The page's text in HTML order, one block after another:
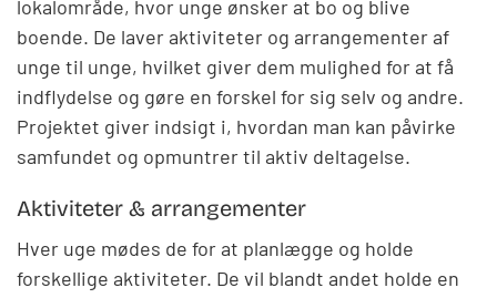
lokalområde, hvor unge ønsker at bo og blive
boende. De laver aktiviteter og arrangementer af
unge til unge, hvilket giver dem mulighed for at få
indflydelse og gøre en forskel for sig selv og andre.
Projektet giver indsigt i, hvordan man kan påvirke
samfundet og opmuntrer til aktiv deltagelse.
Aktiviteter & arrangementer
Hver uge mødes de for at planlægge og holde
forskellige aktiviteter. De vil blandt andet holde en